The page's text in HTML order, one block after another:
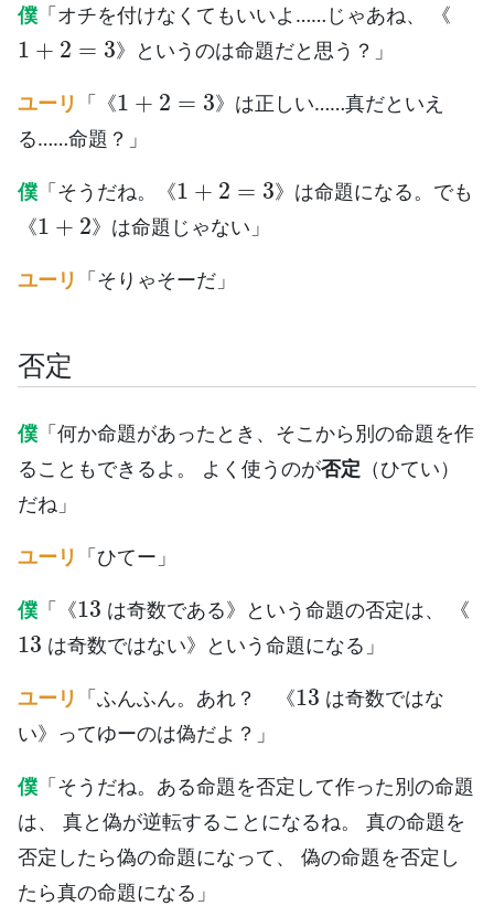
僕 「オチを付けなくてもいいよ……じゃあね、 《
1+ = 3
》というのは命題だと思う？」
ユーリ 「《
1 =
》は正しい……真だといえ
る……命題？」
僕 「そうだね。《
1 =
》は命題になる。でも
《
1 2
》は命題じゃない」
ユーリ 「そりゃそーだ」
否定
僕 「何か命題があったとき、そこから別の命題を作
ることもできるよ。 よく使うのが否定 （ひてい）
だね」
ユーリ 「ひてー」
僕 「《
13
は奇数である》という命題の否定は、 《
13
は奇数ではない》という命題になる」
ユーリ 「ふんふん。あれ？ 《
13
は奇数ではな
い》ってゆーのは偽だよ？」
僕 「そうだね。ある命題を否定して作った別の命題
は、 真と偽が逆転することになるね。 真の命題を
否定したら偽の命題になって、 偽の命題を否定し
たら真の命題になる」